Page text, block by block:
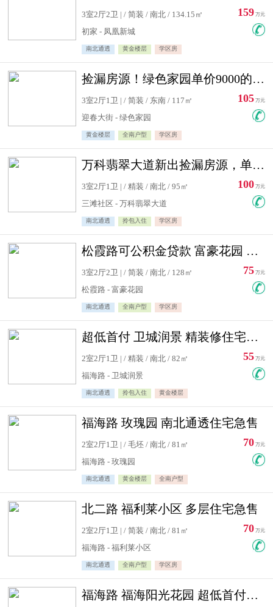
3室2厅2卫 | / 简装 / 南北 / 134.15㎡
初家 - 凤凰新城
南北通透 黄金楼层 学区房
159 万元
捡漏房源！绿色家园单价9000的大三居，实验小学永明双学区
3室2厅1卫 | / 简装 / 东南 / 117㎡
迎春大街 - 绿色家园
黄金楼层 全南户型 学区房
105 万元
万科翡翠大道新出捡漏房源，单价10500精装修
3室2厅1卫 | / 精装 / 南北 / 95㎡
三滩社区 - 万科翡翠大道
南北通透 拎包入住 学区房
100 万元
松霞路可公积金贷款 富豪花园 复式住宅急售送小棚
3室2厅2卫 | / 简装 / 南北 / 128㎡
松霞路 - 富豪花园
南北通透 全南户型 学区房
75 万元
超低首付 卫城润景 精装修住宅急售 可公积金贷款
2室2厅1卫 | / 精装 / 南北 / 82㎡
福海路 - 卫城润景
南北通透 拎包入住 黄金楼层
55 万元
福海路 玫瑰园 南北通透住宅急售
2室2厅1卫 | / 毛坯 / 南北 / 81㎡
福海路 - 玫瑰园
南北通透 黄金楼层 全南户型
70 万元
北二路 福利莱小区 多层住宅急售
2室2厅1卫 | / 简装 / 南北 / 81㎡
福海路 - 福利莱小区
南北通透 全南户型 学区房
70 万元
福海路 福海阳光花园 超低首付住宅急售